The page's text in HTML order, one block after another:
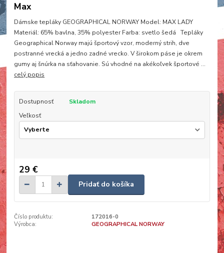
Max
Dámske tepláky GEOGRAPHICAL NORWAY Model: MAX LADY
Materiál: 65% bavlna, 35% polyester Farba: svetlo šedá Tepláky
Geographical Norway majú športový vzor, moderný strih, dve
postranné vrecká a jedno zadné vrecko. V širokom páse je okrem
gumy aj šnúrka na sťahovanie. Sú vhodné na akékoľvek športové ...
celý popis
Dostupnosť
Skladom
Veľkosť
29 €
Pridať do košíka
Číslo produktu:
172016-0
Výrobca:
GEOGRAPHICAL NORWAY